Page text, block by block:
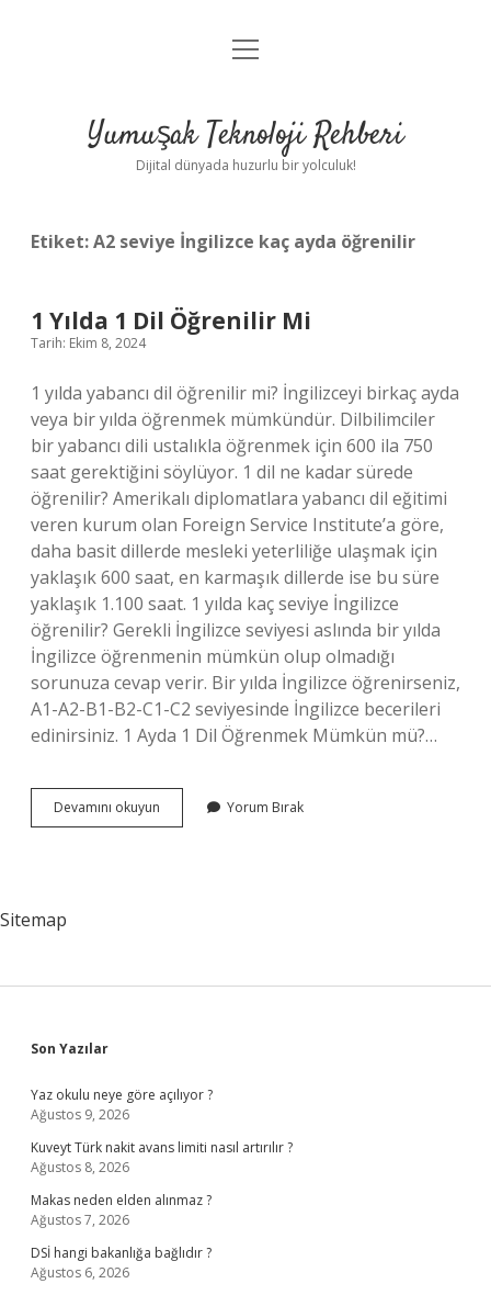
Anasayfa
Yasal Uyarı
menüyü
Yumuşak Teknoloji Rehberi
Dijital dünyada huzurlu bir yolculuk!
Etiket:A2 seviye İngilizce kaç ayda öğrenilir
1 Yılda 1 Dil Öğrenilir Mi
Tarih: Ekim 8, 2024
1 yılda yabancı dil öğrenilir mi? İngilizceyi birkaç ayda
veya bir yılda öğrenmek mümkündür. Dilbilimciler
bir yabancı dili ustalıkla öğrenmek için 600 ila 750
saat gerektiğini söylüyor. 1 dil ne kadar sürede
öğrenilir? Amerikalı diplomatlara yabancı dil eğitimi
veren kurum olan Foreign Service Institute’a göre,
daha basit dillerde mesleki yeterliliğe ulaşmak için
yaklaşık 600 saat, en karmaşık dillerde ise bu süre
yaklaşık 1.100 saat. 1 yılda kaç seviye İngilizce
öğrenilir? Gerekli İngilizce seviyesi aslında bir yılda
İngilizce öğrenmenin mümkün olup olmadığı
sorunuza cevap verir. Bir yılda İngilizce öğrenirseniz,
A1-A2-B1-B2-C1-C2 seviyesinde İngilizce becerileri
edinirsiniz. 1 Ayda 1 Dil Öğrenmek Mümkün mü?…
Devamını okuyun
Yılda
Yorum Bırak
Sitemap
Sidebar
Son Yazılar
Yaz okulu neye göre açılıyor ?
Ağustos 9, 2026
Kuveyt Türk nakit avans limiti nasıl artırılır ?
Ağustos 8, 2026
Makas neden elden alınmaz ?
Ağustos 7, 2026
DSİ hangi bakanlığa bağlıdır ?
Ağustos 6, 2026